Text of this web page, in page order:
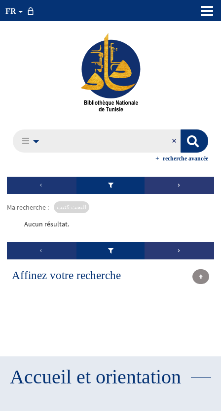
FR
recherche avancée
Ma recherche : البحث كتيب
Aucun résultat.
Affinez votre recherche
Accueil et orientation